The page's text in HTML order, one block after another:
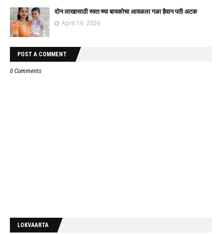
दोन लाखासाठी स्वतःच्या बायकोचा आवळला गळा हैवान पती अटक
April 19, 2026
POST A COMMENT
0 Comments
LOKVAARTA